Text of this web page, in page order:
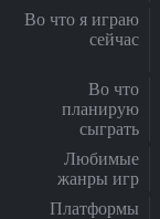
Во что я играю
сейчас
Во что
планирую
сыграть
Любимые
жанры игр
Платформы